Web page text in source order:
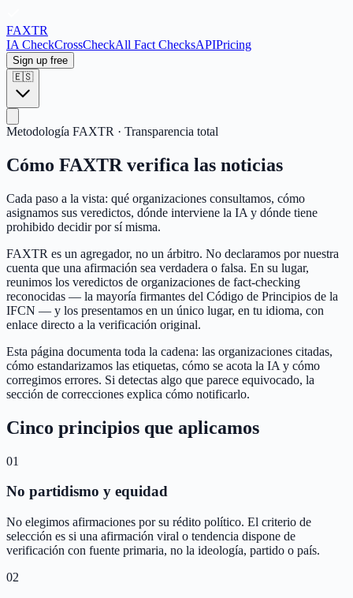
FAXTR
IA CheckCrossCheckAll Fact ChecksAPIPricing
Sign up free
🇪🇸
Metodología FAXTR · Transparencia total
Cómo FAXTR verifica las noticias
Cada paso a la vista: qué organizaciones consultamos, cómo
asignamos sus veredictos, dónde interviene la IA y dónde tiene
prohibido decidir por sí misma.
FAXTR es un agregador, no un árbitro. No declaramos por nuestra
cuenta que una afirmación sea verdadera o falsa. En su lugar,
reunimos los veredictos de organizaciones de fact-checking
reconocidas — la mayoría firmantes del Código de Principios de la
IFCN — y los presentamos en un único lugar, en tu idioma, con
enlace directo a la verificación original.
Esta página documenta toda la cadena: las organizaciones citadas,
cómo estandarizamos las etiquetas, cómo se acota la IA y cómo
corregimos errores. Si detectas algo que parece equivocado, la
sección de correcciones explica cómo notificarlo.
Cinco principios que aplicamos
01
No partidismo y equidad
No elegimos afirmaciones por su rédito político. El criterio de
selección es si una afirmación viral o tendencia dispone de
verificación con fuente primaria, no la ideología, partido o país.
02